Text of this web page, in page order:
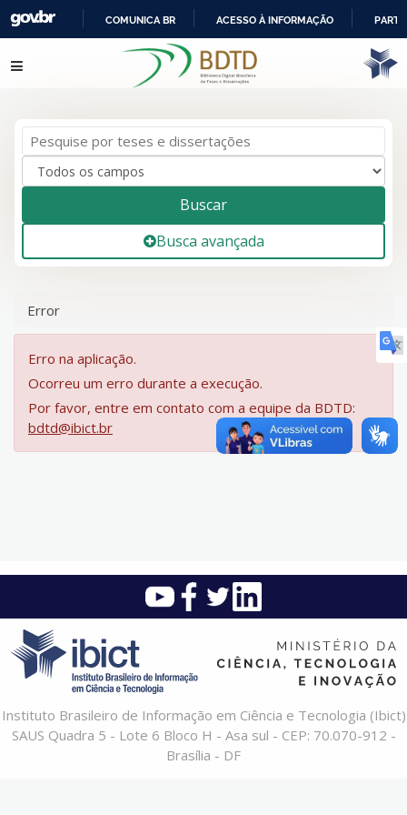
IR
PARA
COMUNICA BR ACESSO À INFORMAÇÃO
Pular para o conteúdo
Buscar
Busca avançada
Error
Erro na aplicação.
Ocorreu um erro durante a execução.
Por favor, entre em contato com a equipe da BDTD:
bdtd@ibict.br
Instituto Brasileiro de Informação em Ciência e Tecnologia (Ibict)
SAUS Quadra 5 - Lote 6 Bloco H - Asa sul - CEP: 70.070-912 -
Brasília - DF